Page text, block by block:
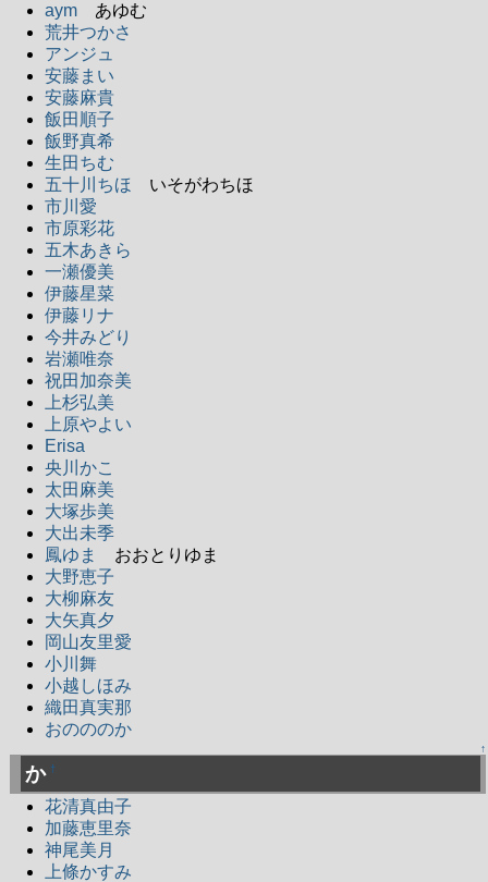
aym あゆむ
荒井つかさ
アンジュ
安藤まい
安藤麻貴
飯田順子
飯野真希
生田ちむ
五十川ちほ
いそがわちほ
市川愛
市原彩花
五木あきら
一瀬優美
伊藤星菜
伊藤リナ
今井みどり
岩瀬唯奈
祝田加奈美
上杉弘美
上原やよい
Erisa
央川かこ
太田麻美
大塚歩美
大出未季
鳳ゆま
おおとりゆま
大野恵子
大柳麻友
大矢真夕
岡山友里愛
小川舞
小越しほみ
織田真実那
おのののか
↑
か †
花清真由子
加藤恵里奈
神尾美月
上條かすみ